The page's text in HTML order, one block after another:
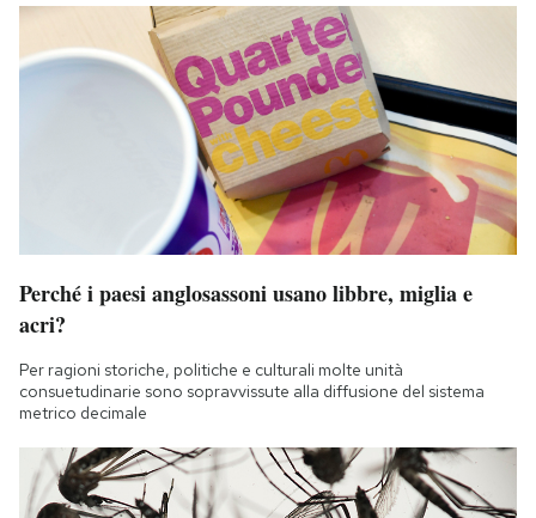
Perché i paesi anglosassoni usano libbre, miglia e
acri?
Per ragioni storiche, politiche e culturali molte unità
consuetudinarie sono sopravvissute alla diffusione del sistema
metrico decimale